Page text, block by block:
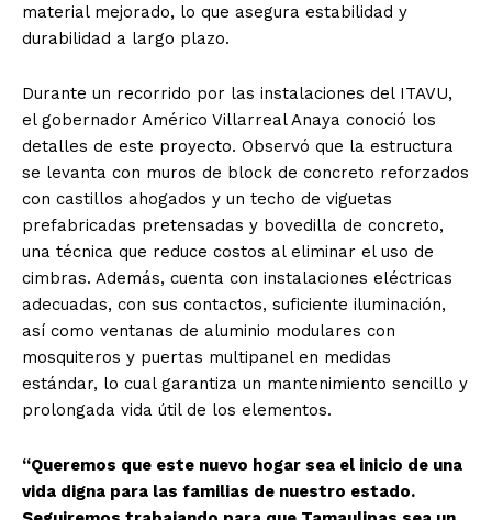
material mejorado, lo que asegura estabilidad y
durabilidad a largo plazo.
Durante un recorrido por las instalaciones del ITAVU,
el gobernador Américo Villarreal Anaya conoció los
detalles de este proyecto. Observó que la estructura
se levanta con muros de block de concreto reforzados
con castillos ahogados y un techo de viguetas
prefabricadas pretensadas y bovedilla de concreto,
una técnica que reduce costos al eliminar el uso de
cimbras. Además, cuenta con instalaciones eléctricas
adecuadas, con sus contactos, suficiente iluminación,
así como ventanas de aluminio modulares con
mosquiteros y puertas multipanel en medidas
estándar, lo cual garantiza un mantenimiento sencillo y
prolongada vida útil de los elementos.
“Queremos que este nuevo hogar sea el inicio de una
vida digna para las familias de nuestro estado.